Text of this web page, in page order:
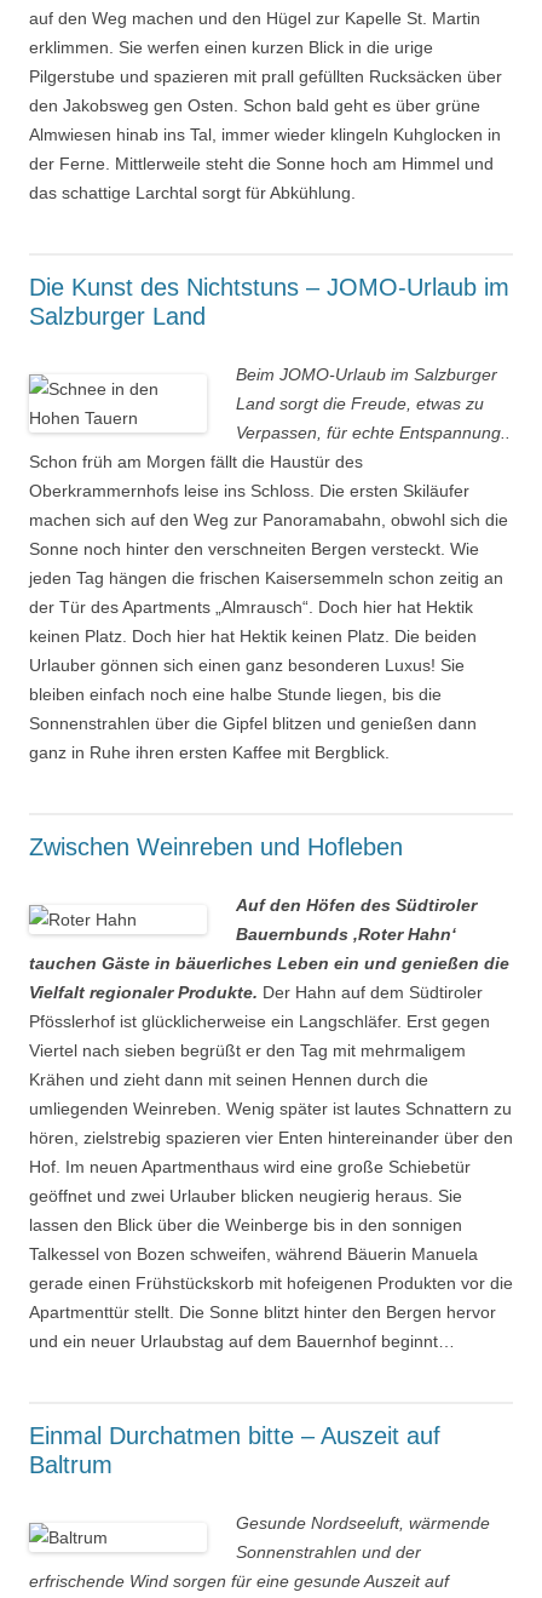
auf den Weg machen und den Hügel zur Kapelle St. Martin
erklimmen. Sie werfen einen kurzen Blick in die urige
Pilgerstube und spazieren mit prall gefüllten Rucksäcken über
den Jakobsweg gen Osten. Schon bald geht es über grüne
Almwiesen hinab ins Tal, immer wieder klingeln Kuhglocken in
der Ferne. Mittlerweile steht die Sonne hoch am Himmel und
das schattige Larchtal sorgt für Abkühlung.
Die Kunst des Nichtstuns – JOMO-Urlaub im
Salzburger Land
Beim JOMO-Urlaub im Salzburger
Land sorgt die Freude, etwas zu
Verpassen, für echte Entspannung..
Schon früh am Morgen fällt die Haustür des
Oberkrammernhofs leise ins Schloss. Die ersten Skiläufer
machen sich auf den Weg zur Panoramabahn, obwohl sich die
Sonne noch hinter den verschneiten Bergen versteckt. Wie
jeden Tag hängen die frischen Kaisersemmeln schon zeitig an
der Tür des Apartments „Almrausch“. Doch hier hat Hektik
keinen Platz. Doch hier hat Hektik keinen Platz. Die beiden
Urlauber gönnen sich einen ganz besonderen Luxus! Sie
bleiben einfach noch eine halbe Stunde liegen, bis die
Sonnenstrahlen über die Gipfel blitzen und genießen dann
ganz in Ruhe ihren ersten Kaffee mit Bergblick.
Zwischen Weinreben und Hofleben
Auf den Höfen des Südtiroler
Bauernbunds ‚Roter Hahn‘
tauchen Gäste in bäuerliches Leben ein und genießen die
Vielfalt regionaler Produkte. Der Hahn auf dem Südtiroler
Pfösslerhof ist glücklicherweise ein Langschläfer. Erst gegen
Viertel nach sieben begrüßt er den Tag mit mehrmaligem
Krähen und zieht dann mit seinen Hennen durch die
umliegenden Weinreben. Wenig später ist lautes Schnattern zu
hören, zielstrebig spazieren vier Enten hintereinander über den
Hof. Im neuen Apartmenthaus wird eine große Schiebetür
geöffnet und zwei Urlauber blicken neugierig heraus. Sie
lassen den Blick über die Weinberge bis in den sonnigen
Talkessel von Bozen schweifen, während Bäuerin Manuela
gerade einen Frühstückskorb mit hofeigenen Produkten vor die
Apartmenttür stellt. Die Sonne blitzt hinter den Bergen hervor
und ein neuer Urlaubstag auf dem Bauernhof beginnt…
Einmal Durchatmen bitte – Auszeit auf
Baltrum
Gesunde Nordseeluft, wärmende
Sonnenstrahlen und der
erfrischende Wind sorgen für eine gesunde Auszeit auf